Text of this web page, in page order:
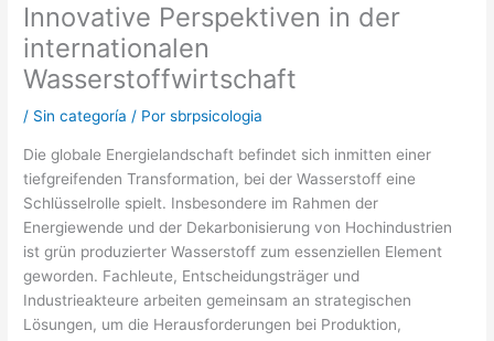
Innovative Perspektiven in der
internationalen
Wasserstoffwirtschaft
/ Sin categoría / Porsbrpsicologia
Die globale Energielandschaft befindet sich inmitten einer
tiefgreifenden Transformation, bei der Wasserstoff eine
Schlüsselrolle spielt. Insbesondere im Rahmen der
Energiewende und der Dekarbonisierung von Hochindustrien
ist grün produzierter Wasserstoff zum essenziellen Element
geworden. Fachleute, Entscheidungsträger und
Industrieakteure arbeiten gemeinsam an strategischen
Lösungen, um die Herausforderungen bei Produktion,